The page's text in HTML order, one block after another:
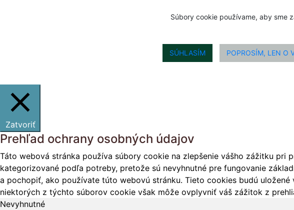
Súbory cookie používame, aby sme
SÚHLASÍM POPROSÍM, LEN O
Zatvoriť
Prehľad ochrany osobných údajov
Táto webová stránka používa súbory cookie na zlepšenie vášho zážitku pri
kategorizované podľa potreby, pretože sú nevyhnutné pre fungovanie
a pochopiť, ako používate túto webovú stránku. Tieto cookies budú
niektorých z týchto súborov cookie však môže ovplyvniť váš zážitok z
Nevyhnutné